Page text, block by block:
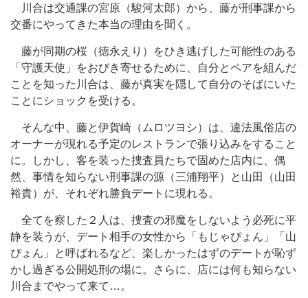
川合は交通課の宮原（駿河太郎）から、藤が刑事課から
交番にやってきた本当の理由を聞く。
藤が同期の桜（徳永えり）をひき逃げした可能性のある
「守護天使」をおびき寄せるために、自分とペアを組んだ
ことを知った川合は、藤が真実を隠して自分のそばにいた
ことにショックを受ける。
そんな中、藤と伊賀崎（ムロツヨシ）は、違法風俗店の
オーナーが現れる予定のレストランで張り込みをすること
に。しかし、客を装った捜査員たちで固めた店内に、偶
然、事情を知らない刑事課の源（三浦翔平）と山田（山田
裕貴）が、それぞれ勝負デートに現れる。
全てを察した２人は、捜査の邪魔をしないよう必死に平
静を装うが、デート相手の女性から「もじゃぴょん」「山
ぴょん」と呼ばれるなど、楽しかったはずのデートが恥ず
かし過ぎる公開処刑の場に。さらに、店には何も知らない
川合までやって来て…。